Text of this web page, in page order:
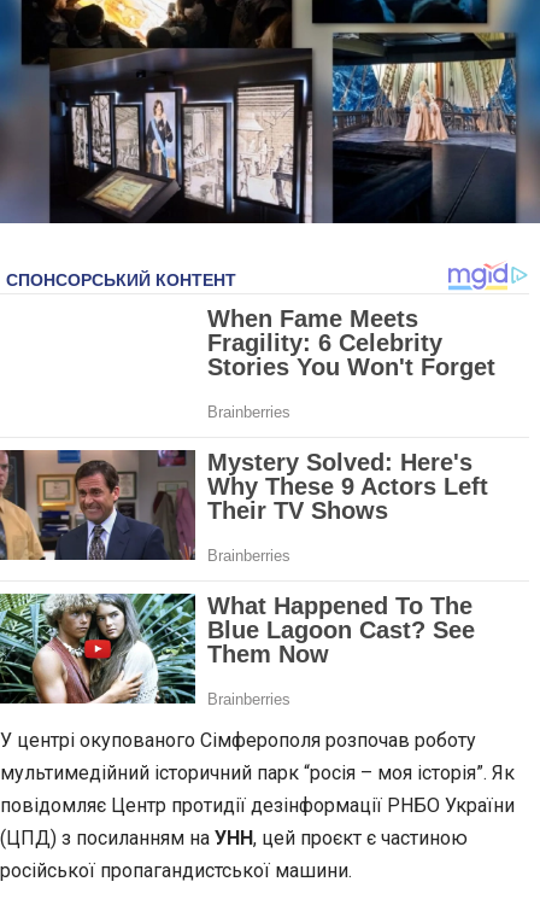
У центрі окупованого Сімферополя розпочав роботу
мультимедійний історичний парк “росія – моя історія”. Як
повідомляє Центр протидії дезінформації РНБО України
(ЦПД) з посиланням на УНН, цей проєкт є частиною
російської пропагандистської машини.